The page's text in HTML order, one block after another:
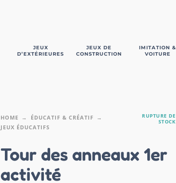
JEUX
D’EXTÉRIEURES
JEUX DE
CONSTRUCTION
IMITATION &
VOITURE
HOME
ÉDUCATIF & CRÉATIF
JEUX ÉDUCATIFS
RUPTURE DE
STOCK
Tour des anneaux 1er
activité